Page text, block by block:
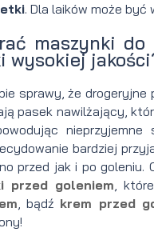
. Dla laików może
maszynki
wysokiej
sprawy, że
pasek nawilżający,
bardziej
przed jak i po
przed goleniem,
, bądź krem przed